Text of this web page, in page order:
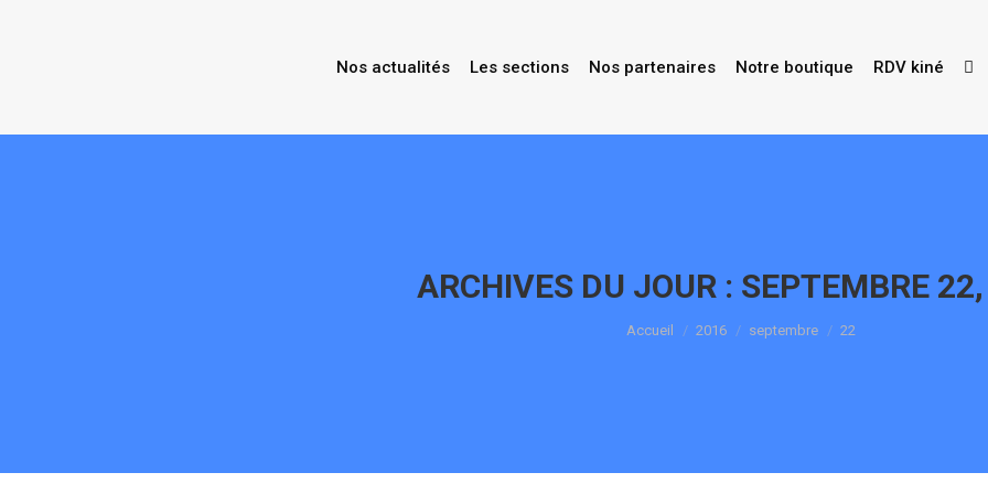
Nos actualités Les sections Nos partenaires Notre boutique RDV kiné
ARCHIVES DU JOUR : SEPTEMBRE
Vous êtes ici :
Accueil 2016 septembre 22